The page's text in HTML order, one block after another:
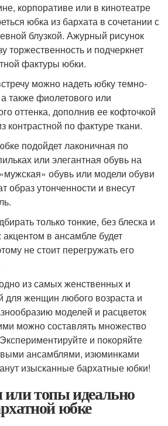
корпоративе или в кинотеатре
юбка из бархата в сочетании с
блузкой. Ажурный рисунок
торжественность и подчеркнет
фактуры юбки.
можно надеть юбку темно-
также фиолетового или
оттенка, дополнив ее кофточкой
контрастной по фактуре ткани.
подойдет лаконичная по
или элегантная обувь на
обувь или модели обуви
образ утонченности и внесут
только тонкие, без блеска и
в ансамбле будет
не стоит перегружать его
из самых женственных и
для женщин любого возраста и
моделей и расцветок
можно составлять множество
и покоряйте
ансамблями, изюминками
изысканные бархатные юбки!
или топы идеально
юбке